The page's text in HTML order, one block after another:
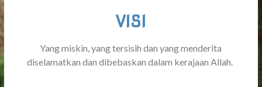
VISI
Yang miskin, yang tersisih dan yang menderita
diselamatkan dan dibebaskan dalam kerajaan Allah.